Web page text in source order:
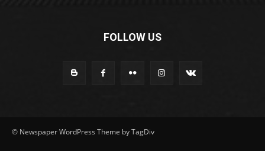
FOLLOW US
© Newspaper WordPress Theme by TagDiv